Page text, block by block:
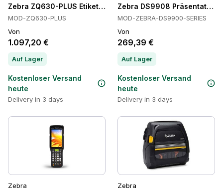
Zebra ZQ630-PLUS Etikettendrucker
MOD-ZQ630-PLUS
Von
1.097,20 €
Auf Lager
Kostenloser Versand
heute
Delivery in 3 days
Zebra DS9908
MOD-ZEBRA-DS9900-SERIES
Von
269,39 €
Auf Lager
Kostenloser Versand
heute
Delivery in 3 days
Zebra Zebra